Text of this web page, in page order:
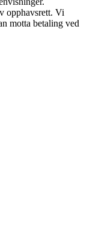
opphavsrett. Vi
motta betaling ved